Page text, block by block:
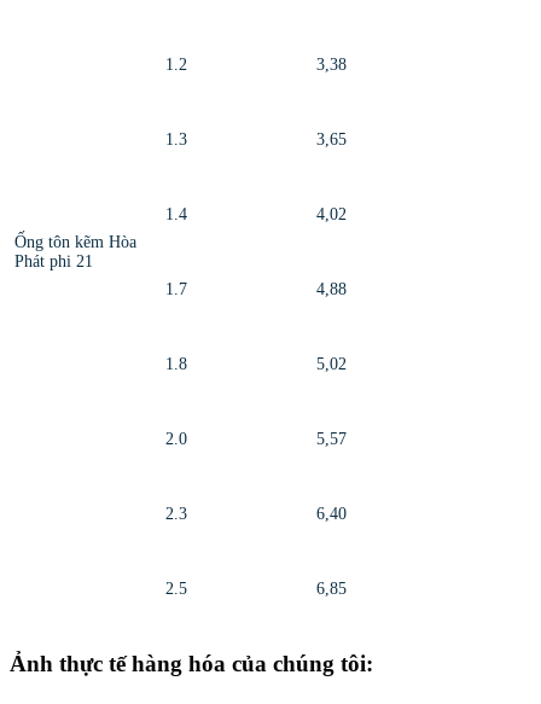
Ống tôn kẽm Hòa
Phát phi 21
1.2 3,38
1.3 3,65
1.4 4,02
1.7 4,88
1.8 5,02
2.0 5,57
2.3 6,40
2.5 6,85
Ảnh thực tế hàng hóa của chúng tôi: